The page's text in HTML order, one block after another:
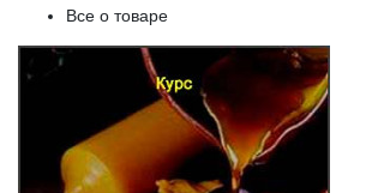
Все о товаре